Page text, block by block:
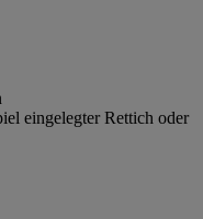
eingelegter Rettich oder